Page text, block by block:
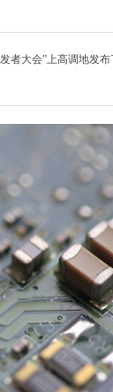
者大会”上高调地发布